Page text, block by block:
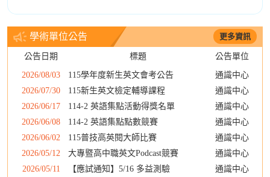
學術單位公告 更多資訊
公告日期 標題 公告單位
2026/08/03 115學年度新生英文會考公告
通識中心
2026/07/30
115新生英文檢定輔導課程
通識中心
2026/06/17
114-2 英語集點活動得獎名單
通識中心
2026/06/08
114-2 英語集點點數競賽
通識中心
2026/06/02
115普技高英閱大師比賽
通識中心
2026/05/12
大專暨高中職英文Podcast競賽
通識中心
2026/05/11
【應試通知】5/16 多益測驗
通識中心